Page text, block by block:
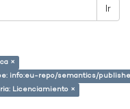
Ir
×
info:eu-repo/semantics/
Licenciamiento ×